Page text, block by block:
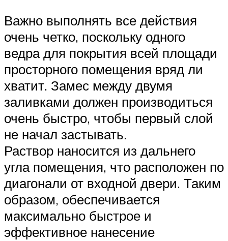
Важно выполнять все действия
очень четко, поскольку одного
ведра для покрытия всей площади
просторного помещения вряд ли
хватит. Замес между двумя
заливками должен производиться
очень быстро, чтобы первый слой
не начал застывать.
Раствор наносится из дальнего
угла помещения, что расположен по
диагонали от входной двери. Таким
образом, обеспечивается
максимально быстрое и
эффективное нанесение